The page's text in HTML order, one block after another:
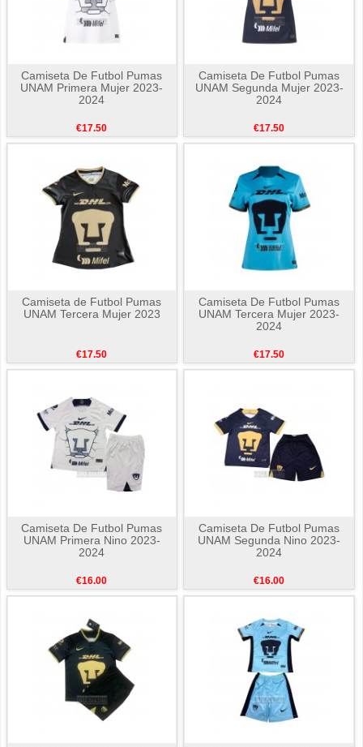
Camiseta De Futbol Pumas
UNAM Primera Mujer 2023-
2024
€17.50
Camiseta De Futbol Pumas
UNAM Segunda Mujer 2023-
2024
€17.50
Camiseta de Futbol Pumas
UNAM Tercera Mujer 2023
€17.50
Camiseta De Futbol Pumas
UNAM Tercera Mujer 2023-
2024
€17.50
Camiseta De Futbol Pumas
UNAM Primera Nino 2023-
2024
€16.00
Camiseta De Futbol Pumas
UNAM Segunda Nino 2023-
2024
€16.00